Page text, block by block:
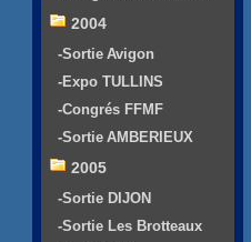
2004
-Sortie Avigon
-Expo TULLINS
-Congrés FFMF
-Sortie AMBERIEUX
2005
-Sortie DIJON
-Sortie Les Brotteaux